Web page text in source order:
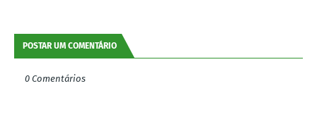
POSTAR UM COMENTÁRIO
0 Comentários